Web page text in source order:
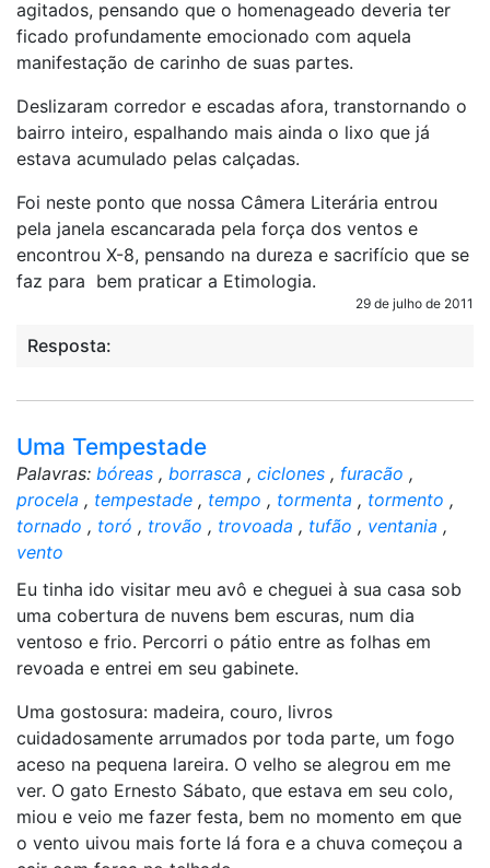
agitados, pensando que o homenageado deveria ter
ficado profundamente emocionado com aquela
manifestação de carinho de suas partes.
Deslizaram corredor e escadas afora, transtornando o
bairro inteiro, espalhando mais ainda o lixo que já
estava acumulado pelas calçadas.
Foi neste ponto que nossa Câmera Literária entrou
pela janela escancarada pela força dos ventos e
encontrou X-8, pensando na dureza e sacrifício que se
faz para bem praticar a Etimologia.
29 de julho de 2011
Resposta:
Uma Tempestade
Palavras: bóreas , borrasca , ciclones , furacão ,
procela , tempestade , tempo , tormenta , tormento ,
tornado , toró , trovão , trovoada , tufão , ventania ,
vento
Eu tinha ido visitar meu avô e cheguei à sua casa sob
uma cobertura de nuvens bem escuras, num dia
ventoso e frio. Percorri o pátio entre as folhas em
revoada e entrei em seu gabinete.
Uma gostosura: madeira, couro, livros
cuidadosamente arrumados por toda parte, um fogo
aceso na pequena lareira. O velho se alegrou em me
ver. O gato Ernesto Sábato, que estava em seu colo,
miou e veio me fazer festa, bem no momento em que
o vento uivou mais forte lá fora e a chuva começou a